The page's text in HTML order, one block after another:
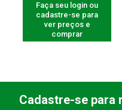
Faça seu login ou
cadastre-se para
ver preços e
comprar
Cadastre-se para